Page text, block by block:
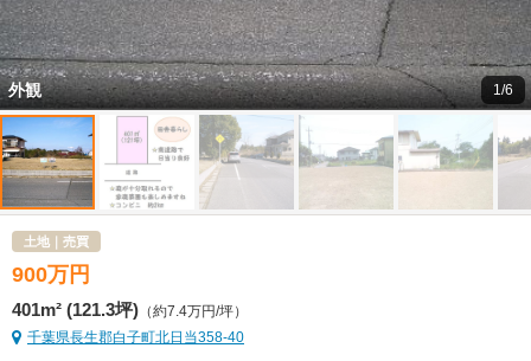
外観 1/6
土地｜売買
900万 円
401m² (121.3坪) （約7.4万円/坪）
千葉県長生郡白子町北日当358-40